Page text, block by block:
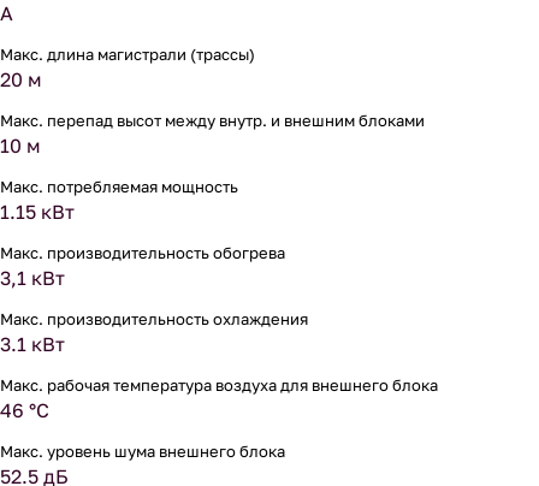
A
Макс. длина магистрали (трассы)
20 м
Макс. перепад высот между внутр. и внешним блоками
10 м
Макс. потребляемая мощность
1.15 кВт
Макс. производительность обогрева
3,1 кВт
Макс. производительность охлаждения
3.1 кВт
Макс. рабочая температура воздуха для внешнего блока
46 °С
Макс. уровень шума внешнего блока
52.5 дБ